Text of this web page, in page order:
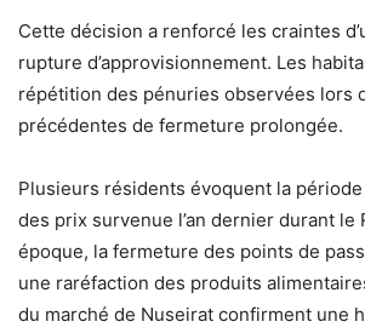
Cette décision a renforcé les craintes
rupture d’approvisionnement. Les
répétition des pénuries observées lors
précédentes de fermeture prolongée.
Plusieurs résidents évoquent la
des prix survenue l’an dernier durant le
époque, la fermeture des points de
une raréfaction des produits
du marché de Nuseirat confirment une